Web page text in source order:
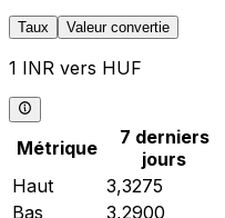
Taux Valeur convertie
1 INR vers HUF
Métrique
7 derniers
jours
Haut
3,3275
Bas
3,2900